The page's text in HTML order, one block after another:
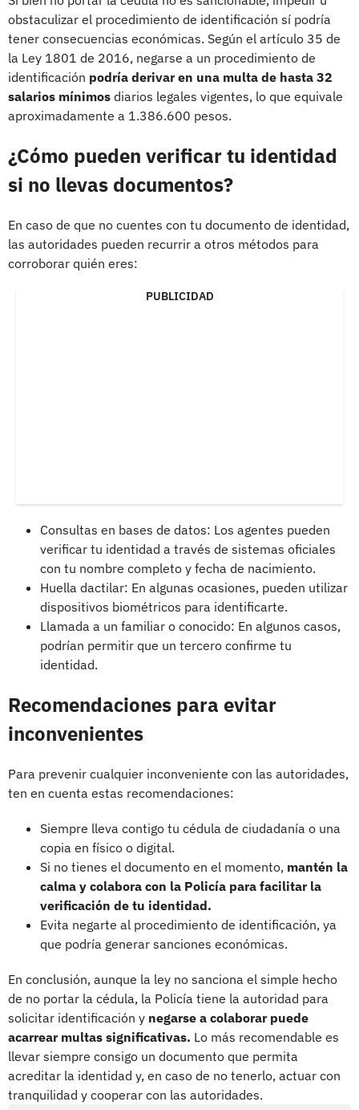
obstaculizar el procedimiento de identificación sí podría
tener consecuencias económicas. Según el artículo 35 de
la Ley 1801 de 2016, negarse a un procedimiento de
identificación podría derivar en una multa de hasta 32
salarios mínimos diarios legales vigentes, lo que equivale
aproximadamente a 1.386.600 pesos.
¿Cómo pueden verificar tu identidad
si no llevas documentos?
En caso de que no cuentes con tu documento de identidad,
las autoridades pueden recurrir a otros métodos para
corroborar quién eres:
PUBLICIDAD
Consultas en bases de datos: Los agentes pueden
verificar tu identidad a través de sistemas oficiales
con tu nombre completo y fecha de nacimiento.
Huella dactilar: En algunas ocasiones, pueden utilizar
dispositivos biométricos para identificarte.
Llamada a un familiar o conocido: En algunos casos,
podrían permitir que un tercero confirme tu
identidad.
Recomendaciones para evitar
inconvenientes
Para prevenir cualquier inconveniente con las autoridades,
ten en cuenta estas recomendaciones:
Siempre lleva contigo tu cédula de ciudadanía o una
copia en físico o digital.
Si no tienes el documento en el momento, mantén la
calma y colabora con la Policía para facilitar la
verificación de tu identidad.
Evita negarte al procedimiento de identificación, ya
que podría generar sanciones económicas.
En conclusión, aunque la ley no sanciona el simple hecho
de no portar la cédula, la Policía tiene la autoridad para
solicitar identificación y negarse a colaborar puede
acarrear multas significativas. Lo más recomendable es
llevar siempre consigo un documento que permita
acreditar la identidad y, en caso de no tenerlo, actuar con
tranquilidad y cooperar con las autoridades.